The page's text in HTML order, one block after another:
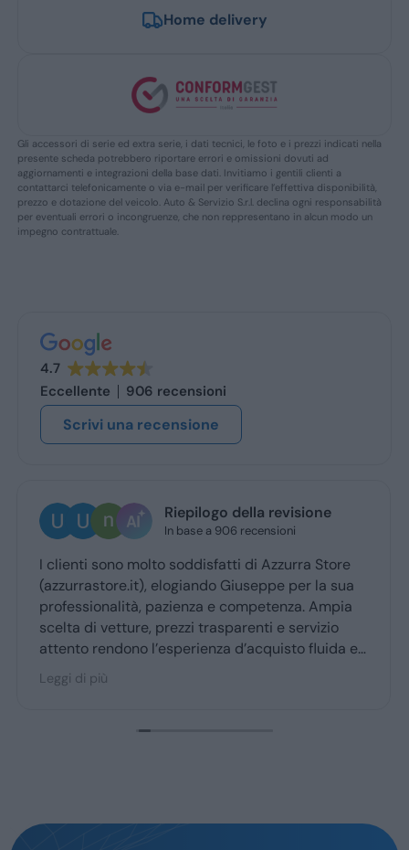
Home delivery
Gli accessori di serie ed extra serie, i dati tecnici, le foto e i prezzi indicati nella
presente scheda potrebbero riportare errori e omissioni dovuti ad
aggiornamenti e integrazioni della base dati. Invitiamo i gentili clienti a
contattarci telefonicamente o via e-mail per verificare l’effettiva disponibilità,
prezzo e dotazione del veicolo. Auto & Servizio S.r.l. declina ogni responsabilità
per eventuali errori o incongruenze, che non reppresentano in alcun modo un
impegno contrattuale.
4.7
Eccellente
906 recensioni
Scrivi una recensione
Ugo Brescia
1 giorno fa
Ottima esperienza con la vs concessionaria.
Giuseppe mi ha coccolato dal momenyo del
ritiro a quello della consegna . Grazie davvero